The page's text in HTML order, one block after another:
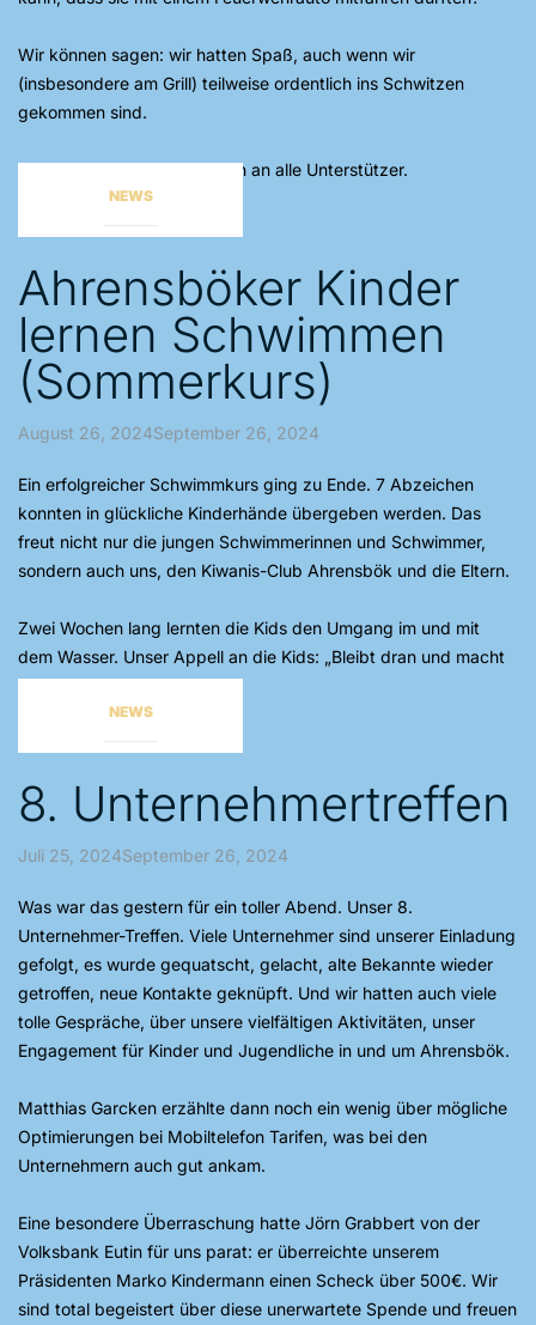
Wir können sagen: wir hatten Spaß, auch wenn wir
(insbesondere am Grill) teilweise ordentlich ins Schwitzen
gekommen sind.
Ein ganz großes Dankeschön an alle Unterstützer.
NEWS
Ahrensböker Kinder
lernen Schwimmen
(Sommerkurs)
August 26, 2024September 26, 2024
Ein erfolgreicher Schwimmkurs ging zu Ende. 7 Abzeichen
konnten in glückliche Kinderhände übergeben werden. Das
freut nicht nur die jungen Schwimmerinnen und Schwimmer,
sondern auch uns, den Kiwanis-Club Ahrensbök und die Eltern.
Zwei Wochen lang lernten die Kids den Umgang im und mit
dem Wasser. Unser Appell an die Kids: „Bleibt dran und macht
unbedingt weiter!“
NEWS
8. Unternehmertreffen
Juli 25, 2024September 26, 2024
Was war das gestern für ein toller Abend. Unser 8.
Unternehmer-Treffen. Viele Unternehmer sind unserer Einladung
gefolgt, es wurde gequatscht, gelacht, alte Bekannte wieder
getroffen, neue Kontakte geknüpft. Und wir hatten auch viele
tolle Gespräche, über unsere vielfältigen Aktivitäten, unser
Engagement für Kinder und Jugendliche in und um Ahrensbök.
Matthias Garcken erzählte dann noch ein wenig über mögliche
Optimierungen bei Mobiltelefon Tarifen, was bei den
Unternehmern auch gut ankam.
Eine besondere Überraschung hatte Jörn Grabbert von der
Volksbank Eutin für uns parat: er überreichte unserem
Präsidenten Marko Kindermann einen Scheck über 500€. Wir
sind total begeistert über diese unerwartete Spende und freuen